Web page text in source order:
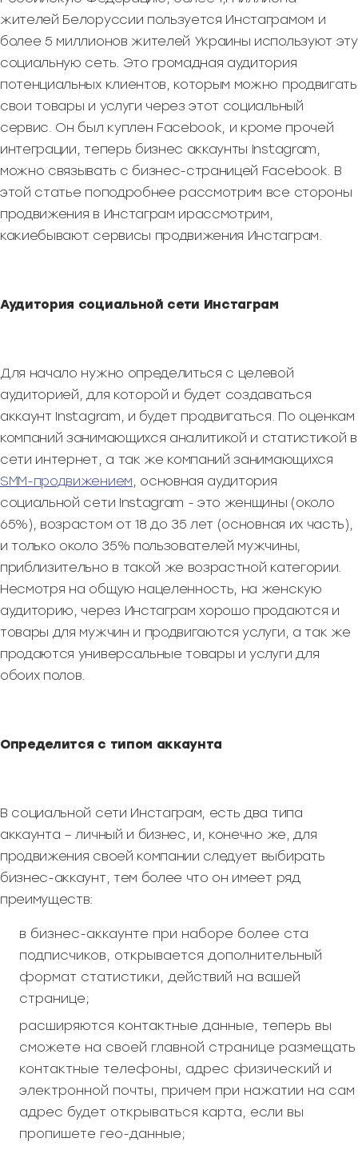
жителей Белоруссии пользуется Инстаграмом и
более 5 миллионов жителей Украины используют эту
социальную сеть. Это громадная аудитория
потенциальных клиентов, которым можно продвигать
свои товары и услуги через этот социальный
сервис. Он был куплен Facebook, и кроме прочей
интеграции, теперь бизнес аккаунты Instagram,
можно связывать с бизнес-страницей Facebook. В
этой статье поподробнее рассмотрим все стороны
продвижения в Инстаграм ирассмотрим,
какиебывают сервисы продвижения Инстаграм.
Аудитория социальной сети Инстаграм
Для начало нужно определиться с целевой
аудиторией, для которой и будет создаваться
аккаунт Instagram, и будет продвигаться. По оценкам
компаний занимающихся аналитикой и статистикой в
сети интернет, а так же компаний занимающихся
SMM-продвижением, основная аудитория
социальной сети Instagram - это женщины (около
65%), возрастом от 18 до 35 лет (основная их часть),
и только около 35% пользователей мужчины,
приблизительно в такой же возрастной категории.
Несмотря на общую нацеленность, на женскую
аудиторию, через Инстаграм хорошо продаются и
товары для мужчин и продвигаются услуги, а так же
продаются универсальные товары и услуги для
обоих полов.
Определится с типом аккаунта
В социальной сети Инстаграм, есть два типа
аккаунта – личный и бизнес, и, конечно же, для
продвижения своей компании следует выбирать
бизнес-аккаунт, тем более что он имеет ряд
преимуществ:
в бизнес-аккаунте при наборе более ста
подписчиков, открывается дополнительный
формат статистики, действий на вашей
странице;
расширяются контактные данные, теперь вы
сможете на своей главной странице размещать
контактные телефоны, адрес физический и
электронной почты, причем при нажатии на сам
адрес будет открываться карта, если вы
пропишете гео-данные;